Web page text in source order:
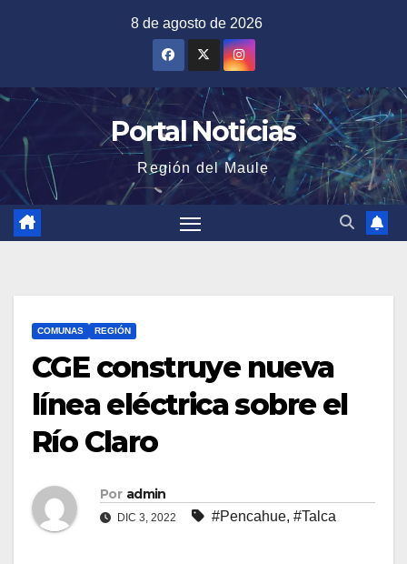
8 de agosto de 2026
Portal Noticias
Región del Maule
COMUNAS REGIÓN
CGE construye nueva
línea eléctrica sobre el
Río Claro
Por admin
DIC 3, 2022 #Pencahue, #Talca